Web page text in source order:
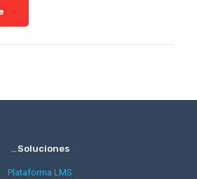
_Soluciones
Plataforma LMS